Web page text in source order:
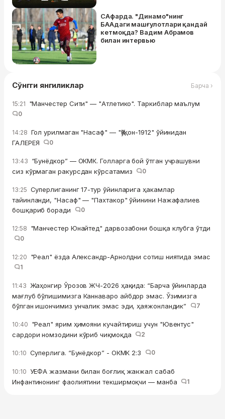
САфарда. "Динамо"нинг
БААдаги машғулотлари қандай
кетмоқда? Вадим Абрамов
билан интервью
Сўнгги янгиликлар Барча ›
15:21 "Манчестер Сити" — "Атлетико". Таркиблар маълум
0
14:28 Гол урилмаган "Насаф" — "Қўқон-1912" ўйинидан
ГАЛЕРЕЯ
0
13:43 “Бунёдкор” — ОКМК. Голларга бой ўтган учрашувни
сиз кўрмаган ракурсдан кўрсатамиз
0
13:25 Суперлиганинг 17-тур ўйинларига ҳакамлар
тайинланди, "Насаф" — "Пахтакор" ўйинини Нажафалиев
бошқариб боради
0
12:58 "Манчестер Юнайтед" дарвозабони бошқа клубга ўтди
0
12:20 "Реал" ёзда Александр-Арнолдни сотиш ниятида эмас
1
11:43 Жаҳонгир Ўрозов ЖЧ-2026 ҳақида: “Барча ўйинларда
мағлуб бўлишимизга Каннаваро айбдор эмас. Ўзимизга
бўлган ишончимиз унчалик эмас эди, ҳаяжонландик”
7
10:40 "Реал" ярим ҳимояни кучайтириш учун "Ювентус"
сардори номзодини кўриб чиқмоқда
2
10:10 Суперлига. “Бунёдкор” - ОКМК 2:3 0
10:10 УЕФА жазмани билан боғлиқ жанжал сабаб
Инфантинонинг фаолиятини текширмоқчи — манба
1